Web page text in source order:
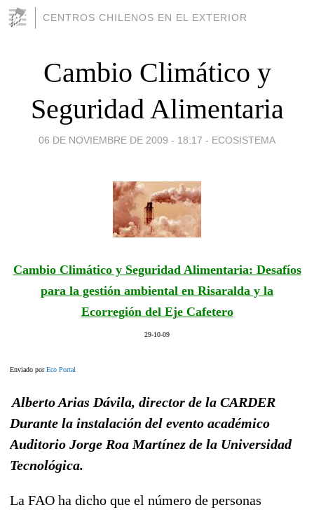
CENTROS CHILENOS EN EL EXTERIOR
Cambio Climático y
Seguridad Alimentaria
06 DE NOVIEMBRE DE 2009 - 18:17 - ECOSISTEMA
Cambio Climático y Seguridad Alimentaria: Desafíos
para la gestión ambiental en Risaralda y la
Ecorregión del Eje Cafetero
29-10-09
Enviado porEco Portal
Alberto Arias Dávila, director de la CARDER
Durante la instalación del evento académico
Auditorio Jorge Roa Martínez de la Universidad
Tecnológica.
La FAO ha dicho que el número de personas